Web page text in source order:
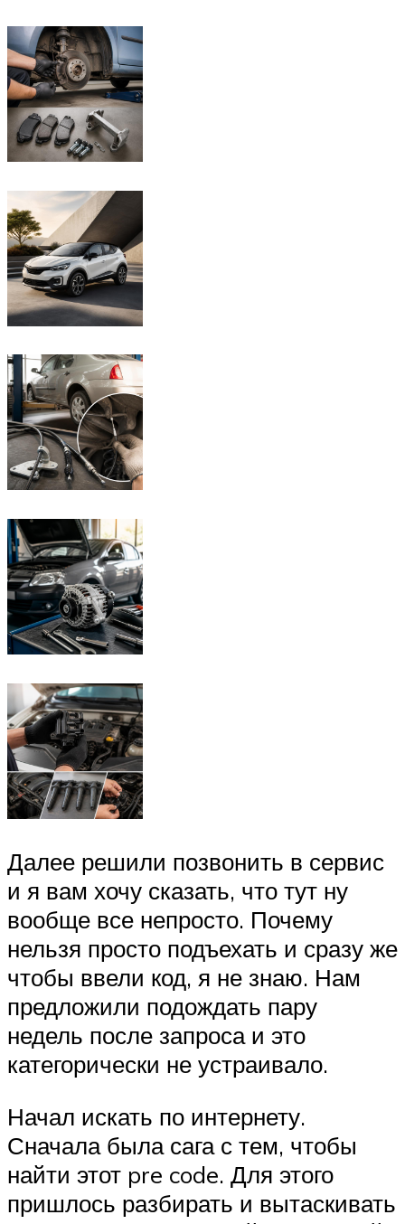
Далее решили позвонить в сервис
и я вам хочу сказать, что тут ну
вообще все непросто. Почему
нельзя просто подъехать и сразу же
чтобы ввели код, я не знаю. Нам
предложили подождать пару
недель после запроса и это
категорически не устраивало.
Начал искать по интернету.
Сначала была сага с тем, чтобы
найти этот pre code. Для этого
пришлось разбирать и вытаскивать